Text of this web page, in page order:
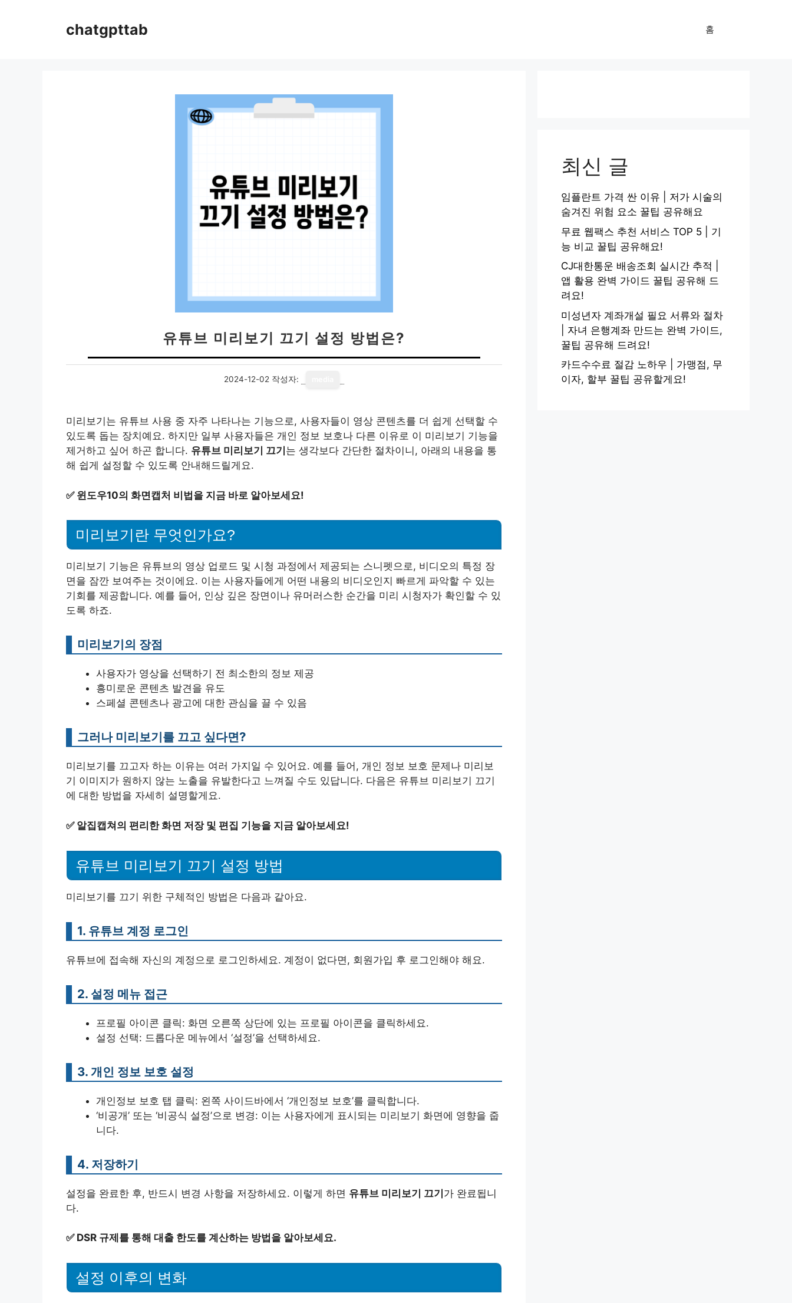
chatgpttab 홈
유튜브 미리보기 끄기 설정 방법은?
2024-12-02 작성자:
미리보기는 유튜브 사용 중 자주 나타나는 기능으로, 사용자들이 영상 콘텐츠를 더 쉽게 선택할 수
있도록 돕는 장치예요. 하지만 일부 사용자들은 개인 정보 보호나 다른 이유로 이 미리보기 기능을
제거하고 싶어 하곤 합니다. 유튜브 미리보기 끄기 는 생각보다 간단한 절차이니, 아래의 내용을 통
해 쉽게 설정할 수 있도록 안내해드릴게요.
✅ 윈도우10의 화면캡처 비법을 지금 바로 알아보세요!
미리보기란 무엇인가요?
미리보기 기능은 유튜브의 영상 업로드 및 시청 과정에서 제공되는 스니펫으로, 비디오의 특정 장
면을 잠깐 보여주는 것이에요. 이는 사용자들에게 어떤 내용의 비디오인지 빠르게 파악할 수 있는
기회를 제공합니다. 예를 들어, 인상 깊은 장면이나 유머러스한 순간을 미리 시청자가 확인할 수 있
도록 하죠.
미리보기의 장점
사용자가 영상을 선택하기 전 최소한의 정보 제공
흥미로운 콘텐츠 발견을 유도
스페셜 콘텐츠나 광고에 대한 관심을 끌 수 있음
그러나 미리보기를 끄고 싶다면?
미리보기를 끄고자 하는 이유는 여러 가지일 수 있어요. 예를 들어, 개인 정보 보호 문제나 미리보
기 이미지가 원하지 않는 노출을 유발한다고 느껴질 수도 있답니다. 다음은 유튜브 미리보기 끄기
에 대한 방법을 자세히 설명할게요.
✅ 알집캡쳐의 편리한 화면 저장 및 편집 기능을 지금 알아보세요!
유튜브 미리보기 끄기 설정 방법
미리보기를 끄기 위한 구체적인 방법은 다음과 같아요.
1. 유튜브 계정 로그인
유튜브에 접속해 자신의 계정으로 로그인하세요. 계정이 없다면, 회원가입 후 로그인해야 해요.
2. 설정 메뉴 접근
프로필 아이콘 클릭: 화면 오른쪽 상단에 있는 프로필 아이콘을 클릭하세요.
설정 선택: 드롭다운 메뉴에서 ‘설정’을 선택하세요.
3. 개인 정보 보호 설정
개인정보 보호 탭 클릭: 왼쪽 사이드바에서 ‘개인정보 보호’를 클릭합니다.
‘비공개’ 또는 ‘비공식 설정’으로 변경: 이는 사용자에게 표시되는 미리보기 화면에 영향을 줍
니다.
4. 저장하기
설정을 완료한 후, 반드시 변경 사항을 저장하세요. 이렇게 하면 유튜브 미리보기 끄기가 완료됩니
다.
✅ DSR 규제를 통해 대출 한도를 계산하는 방법을 알아보세요.
설정 이후의 변화
최신 글
임플란트 가격 싼 이유 | 저가 시술의
숨겨진 위험 요소 꿀팁 공유해요
무료 웹팩스 추천 서비스 TOP 5 | 기
능 비교 꿀팁 공유해요!
CJ대한통운 배송조회 실시간 추적 |
앱 활용 완벽 가이드 꿀팁 공유해 드
려요!
미성년자 계좌개설 필요 서류와 절차
| 자녀 은행계좌 만드는 완벽 가이드,
꿀팁 공유해 드려요!
카드수수료 절감 노하우 | 가맹점, 무
이자, 할부 꿀팁 공유할게요!